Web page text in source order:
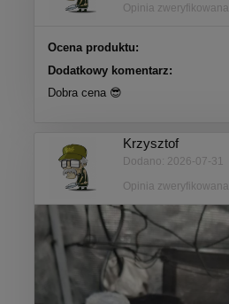
Opinia zweryfikowana
Ocena produktu:
Dodatkowy komentarz:
Dobra cena 😎
Krzysztof
Dodano: 2026-07-31
Opinia zweryfikowana